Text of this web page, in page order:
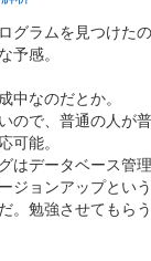
グラムを見つけた
予感。
中なのだとか。
ので、普通の人が
可能。
はデータベース管
ジョンアップとい
。勉強させてもら